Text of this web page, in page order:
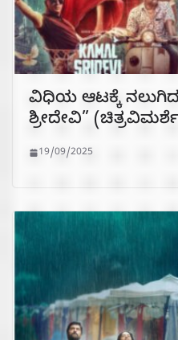
ವಿಧಿಯ ಆಟಕ್ಕೆ
ಶ್ರೀದೇವಿ”
19/09/2025